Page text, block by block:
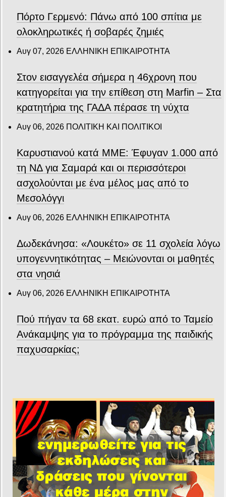
Πόρτο Γερμενό: Πάνω από 100 σπίτια με
ολοκληρωτικές ή σοβαρές ζημιές
Αυγ 07, 2026 ΕΛΛΗΝΙΚΗ ΕΠΙΚΑΙΡΟΤΗΤΑ
Στον εισαγγελέα σήμερα η 46χρονη που
κατηγορείται για την επίθεση στη Marfin – Στα
κρατητήρια της ΓΑΔΑ πέρασε τη νύχτα
Αυγ 06, 2026 ΠΟΛΙΤΙΚΗ ΚΑΙ ΠΟΛΙΤΙΚΟΙ
Καρυστιανού κατά ΜΜΕ: Έφυγαν 1.000 από
τη ΝΔ για Σαμαρά και οι περισσότεροι
ασχολούνται με ένα μέλος μας από το
Μεσολόγγι
Αυγ 06, 2026 ΕΛΛΗΝΙΚΗ ΕΠΙΚΑΙΡΟΤΗΤΑ
Δωδεκάνησα: «Λουκέτο» σε 11 σχολεία λόγω
υπογεννητικότητας – Μειώνονται οι μαθητές
στα νησιά
Αυγ 06, 2026 ΕΛΛΗΝΙΚΗ ΕΠΙΚΑΙΡΟΤΗΤΑ
Πού πήγαν τα 68 εκατ. ευρώ από το Ταμείο
Ανάκαμψης για το πρόγραμμα της παιδικής
παχυσαρκίας;